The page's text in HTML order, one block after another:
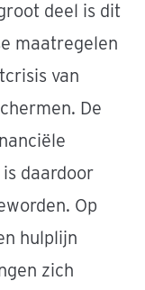
deel is dit
maatregelen
van
De
daardoor
Op
hulplijn
zich